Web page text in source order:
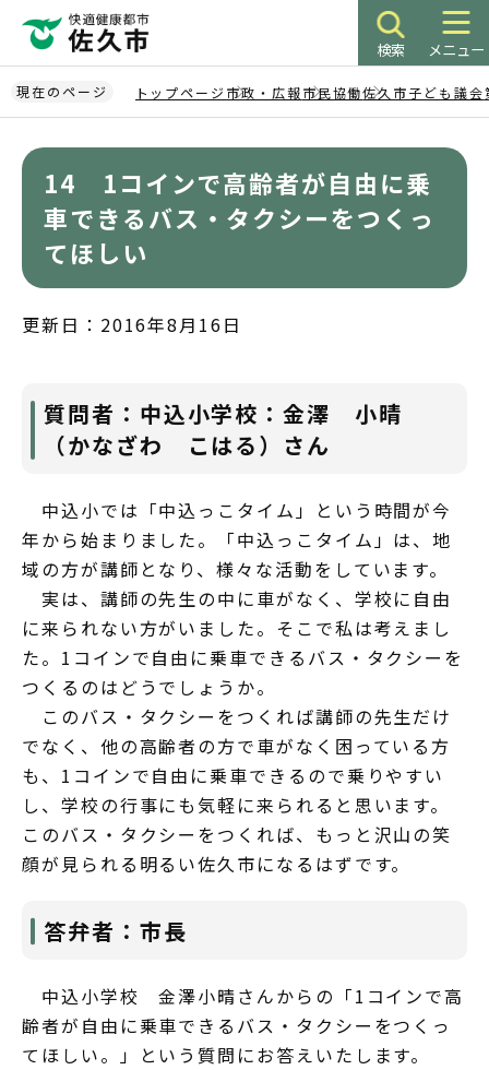
ペ
ー
ジ
検索 メニュー
現在のページ トップページ 市政・広報市民協働佐久市子ども議会
14 1コインで高齢者が自由に乗
車できるバス・タクシーをつくっ
てほしい
更新日：2016年8月16日
質問者：中込小学校：金澤 小晴
（かなざわ こはる）さん
中込小では「中込っこタイム」という時間が今
年から始まりました。「中込っこタイム」は、地
域の方が講師となり、様々な活動をしています。
実は、講師の先生の中に車がなく、学校に自由
に来られない方がいました。そこで私は考えまし
た。1コインで自由に乗車できるバス・タクシーを
つくるのはどうでしょうか。
このバス・タクシーをつくれば講師の先生だけ
でなく、他の高齢者の方で車がなく困っている方
も、1コインで自由に乗車できるので乗りやすい
し、学校の行事にも気軽に来られると思います。
このバス・タクシーをつくれば、もっと沢山の笑
顔が見られる明るい佐久市になるはずです。
答弁者：市長
中込小学校 金澤小晴さんからの「1コインで高
齢者が自由に乗車できるバス・タクシーをつくっ
てほしい。」という質問にお答えいたします。